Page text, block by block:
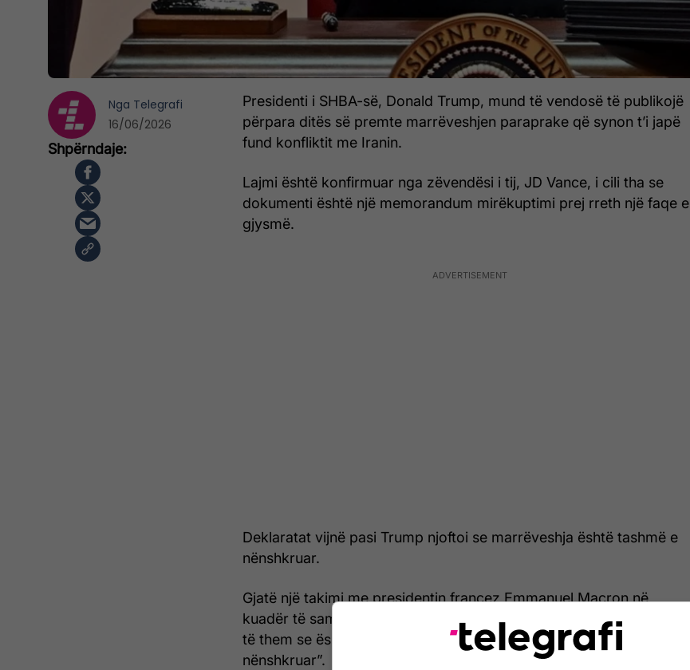
Presidenti i SHBA-së, Donald Trump, mund të vendosë të publikojë
përpara ditës së premte marrëveshjen paraprake që synon t’i japë
fund konfliktit me Iranin.
Lajmi është konfirmuar nga zëvendësi i tij, JD Vance, i cili tha se
dokumenti është një memorandum mirëkuptimi prej rreth një faqe e
gjysmë.
Deklaratat vijnë pasi Trump njoftoi se marrëveshja është tashmë e
nënshkruar.
Gjatë një takimi me presidentin francez Emmanuel Macron në
kuadër të samitit të G7 në Francë, ai u shpreh: “Jam shumë i lumtur
të them se është nënshkruar, marrëveshja është plotësisht e
nënshkruar”.
Nga Telegrafi
16/06/2026